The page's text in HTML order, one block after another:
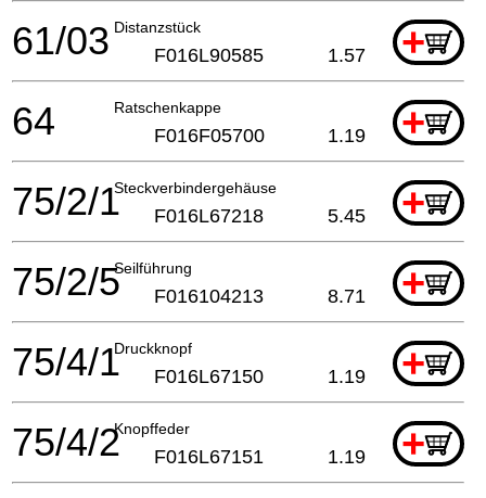
Distanzstück +
61/03 F016L90585 1.57
Ratschenkappe +
64 F016F05700 1.19
Steckverbindergehäuse +
75/2/1 F016L67218 5.45
Seilführung +
75/2/5 F016104213 8.71
Druckknopf +
75/4/1 F016L67150 1.19
Knopffeder +
75/4/2 F016L67151 1.19